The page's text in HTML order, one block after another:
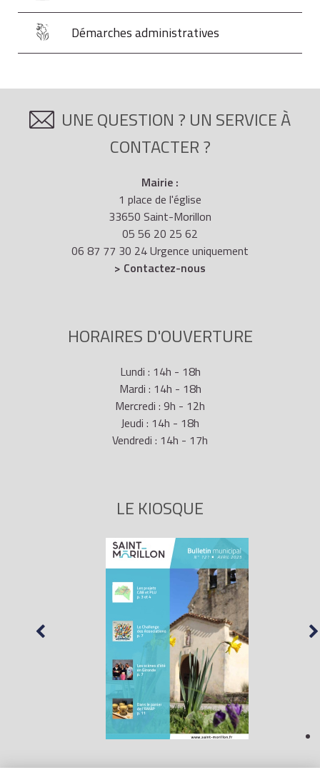
Démarches administratives
UNE QUESTION ? UN SERVICE À
CONTACTER ?
Mairie :
1 place de l'église
33650 Saint-Morillon
05 56 20 25 62
06 87 77 30 24 Urgence uniquement
> Contactez-nous
HORAIRES D'OUVERTURE
Lundi : 14h - 18h
Mardi : 14h - 18h
Mercredi : 9h - 12h
Jeudi : 14h - 18h
Vendredi : 14h - 17h
LE KIOSQUE